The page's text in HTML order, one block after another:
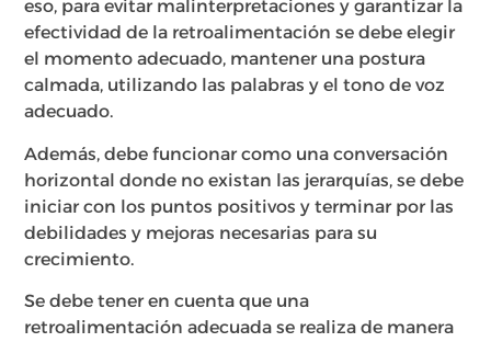
eso, para evitar malinterpretaciones y garantizar la
efectividad de la retroalimentación se debe elegir
el momento adecuado, mantener una postura
calmada, utilizando las palabras y el tono de voz
adecuado.
Además, debe funcionar como una conversación
horizontal donde no existan las jerarquías, se debe
iniciar con los puntos positivos y terminar por las
debilidades y mejoras necesarias para su
crecimiento.
Se debe tener en cuenta que una
retroalimentación adecuada se realiza de manera